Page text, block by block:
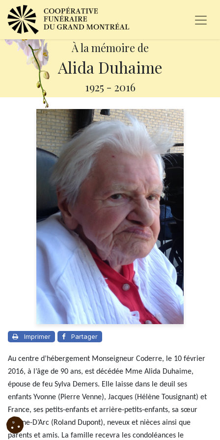
À la mémoire de
Alida Duhaime
1925 - 2016
Imprimer Partager
Au centre d’hébergement Monseigneur Coderre, le 10 février
2016, à l’âge de 90 ans, est décédée Mme Alida Duhaime,
épouse de feu Sylva Demers. Elle laisse dans le deuil ses
enfants Yvonne (Pierre Venne), Jacques (Hélène Tousignant) et
France, ses petits-enfants et arrière-petits-enfants, sa sœur
Jeanne-D’Arc (Roland Dupont), neveux et nièces ainsi que
parents et amis. La famille recevra les condoléances le